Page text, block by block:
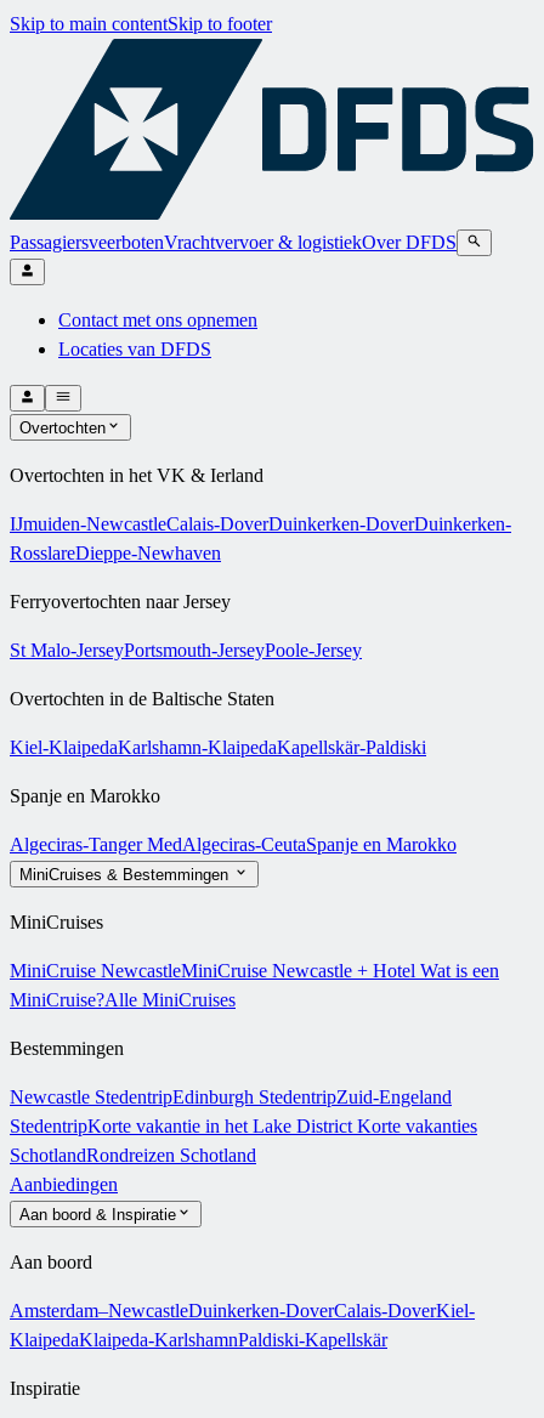
Skip to main contentSkip to footer
PassagiersveerbotenVrachtvervoer & logistiekOver DFDS
Contact met ons opnemen
Locaties van DFDS
Overtochten
Overtochten in het VK & Ierland
IJmuiden-NewcastleCalais-DoverDuinkerken-DoverDuinkerken-
RosslareDieppe-Newhaven
Ferryovertochten naar Jersey
St Malo-JerseyPortsmouth-JerseyPoole-Jersey
Overtochten in de Baltische Staten
Kiel-KlaipedaKarlshamn-KlaipedaKapellskär-Paldiski
Spanje en Marokko
Algeciras-Tanger MedAlgeciras-CeutaSpanje en Marokko
MiniCruises & Bestemmingen
MiniCruises
MiniCruise NewcastleMiniCruise Newcastle + Hotel Wat is een
MiniCruise?Alle MiniCruises
Bestemmingen
Newcastle StedentripEdinburgh StedentripZuid-Engeland
StedentripKorte vakantie in het Lake District Korte vakanties
SchotlandRondreizen Schotland
Aanbiedingen
Aan boord & Inspiratie
Aan boord
Amsterdam–NewcastleDuinkerken-DoverCalais-DoverKiel-
KlaipedaKlaipeda-KarlshamnPaldiski-Kapellskär
Inspiratie